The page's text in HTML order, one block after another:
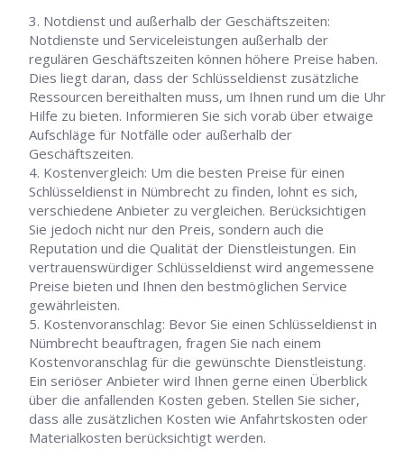
Notdienst und außerhalb der Geschäftszeiten:
Notdienste und Serviceleistungen außerhalb der
regulären Geschäftszeiten können höhere Preise haben.
Dies liegt daran, dass der Schlüsseldienst zusätzliche
Ressourcen bereithalten muss, um Ihnen rund um die Uhr
Hilfe zu bieten. Informieren Sie sich vorab über etwaige
Aufschläge für Notfälle oder außerhalb der
Geschäftszeiten.
Kostenvergleich: Um die besten Preise für einen
Schlüsseldienst in Nümbrecht zu finden, lohnt es sich,
verschiedene Anbieter zu vergleichen. Berücksichtigen
Sie jedoch nicht nur den Preis, sondern auch die
Reputation und die Qualität der Dienstleistungen. Ein
vertrauenswürdiger Schlüsseldienst wird angemessene
Preise bieten und Ihnen den bestmöglichen Service
gewährleisten.
Kostenvoranschlag: Bevor Sie einen Schlüsseldienst in
Nümbrecht beauftragen, fragen Sie nach einem
Kostenvoranschlag für die gewünschte Dienstleistung.
Ein seriöser Anbieter wird Ihnen gerne einen Überblick
über die anfallenden Kosten geben. Stellen Sie sicher,
dass alle zusätzlichen Kosten wie Anfahrtskosten oder
Materialkosten berücksichtigt werden.